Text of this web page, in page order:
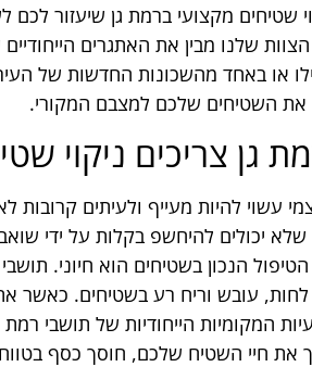
שטיחים מקצועי ברמת גן שיעזור
שלנו מבין את האתגרים
או באחד מהשכונות החדשות של
את השטיחים שלכם למצבם המקורי.
גן צריכים ניקוי
עשוי להיות מעייף ולעיתים קרובות
שלא יכולים להיחשפ בקלות על ידי
הנכון בשטיחים הוא חיוני.
לחות, עובש וריח רע בשטיחים.
המקומיות הייחודיות של תושבי רמת
את חיי השטיח שלכם, חוסך כסף